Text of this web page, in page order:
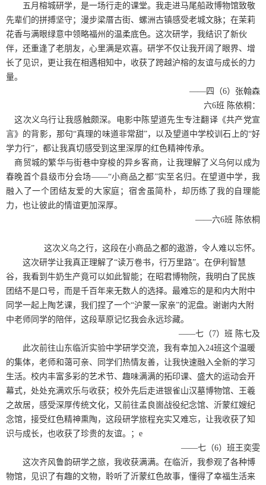
五月榕城研学，是一场行走的课堂。我走进马尾船政博物馆致敬
先辈们的拼搏坚守；漫步梁厝古街、螺洲古镇感受老城文脉；在茉莉
花香与满眼绿意中领略福州的温柔底色。这次研学，我结识了新伙
伴，还重逢了老朋友，心里满是欢喜。研学不仅让我开阔了眼界、增
长了见识，更让我在相遇相知中，收获了跨越沪榕的友谊与成长的力
量。
——四（6）张翰森
六6班 陈依桐：
这次义乌行让我感触颇深。电影中陈望道先生专注翻译《共产党宣
言》的背影，那句“真理的味道非常甜”，以及望道中学校训石上的“好
学力行”，都让我真切感受到这里深厚的红色精神传承。
商贸城的繁华与街巷中穿梭的异乡客商，让我理解了义乌何以成为
春晚首个县级市分会场——“小商品之都”实至名归。在望道中学，我
融入了一个团结友爱的大家庭；宿舍虽简朴，却历练了我的自理能
力，也让彼此的情谊更加深厚。
——六6班 陈依桐
这次义乌之行，这段在小商品之都的遨游，令人难以忘怀。
这次研学让我真正理解了“读万卷书，行万里路”。在伊利智慧
谷，我看到牛奶生产竟可以如此智能；在昭君博物院，我明白了民族
团结不是口号，而是千百年来无数人的选择。最难忘的是和内大附中
同学一起上陶艺课，我们捏了一个“沪蒙一家亲”的泥盘。谢谢内大附
中老师同学的陪伴，这段草原记忆我会永远珍藏。
——七（7）班 陈七及
此次前往山东临沂实验中学研学交流，我有幸加入 24班这个温暖
的集体，老师和蔼可亲、同学们热情友善，让我快速融入全新的学习
生活。校内丰富多彩的艺术节、趣味满满的拓印课、盛大的运动会开
幕式，处处充满欢乐与收获；校外先后走进银雀山汉墓博物馆、王羲
之故居，感受深厚传统文化，又前往孟良崮战役纪念馆、沂蒙红嫂纪
念馆，接受红色精神熏陶，这段研学旅程充实又难忘，让我收获了知
识与成长，也收获了珍贵的友谊。； e
——七（6）班王奕雯
这次齐风鲁韵研学之旅，我收获满满。在临沂，我参观了各种博
物馆，见识了有趣的文物，聆听了沂蒙红色故事，懂得了幸福生活来